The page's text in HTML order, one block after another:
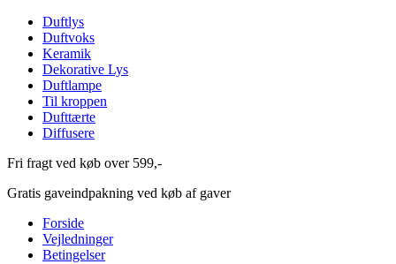
Duftlys
Duftvoks
Keramik
Dekorative Lys
Duftlampe
Til kroppen
Dufttærte
Diffusere
Fri fragt ved køb over 599,-
Gratis gaveindpakning ved køb af gaver
Forside
Vejledninger
Betingelser